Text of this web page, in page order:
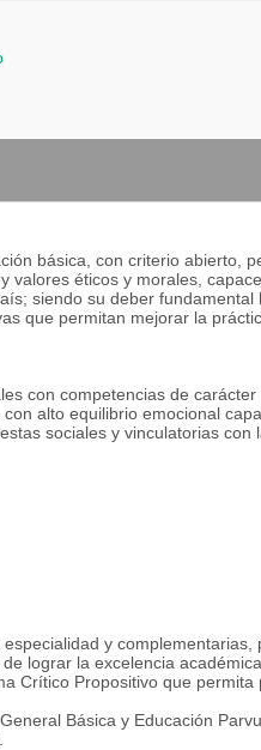
básica, con criterio abierto,
valores éticos y morales,
siendo su deber
que permitan mejorar la
con competencias de
alto equilibrio emocional
sociales y vinculatorias
y
lograr la excelencia
Crítico Propositivo que permita
Básica y Educación